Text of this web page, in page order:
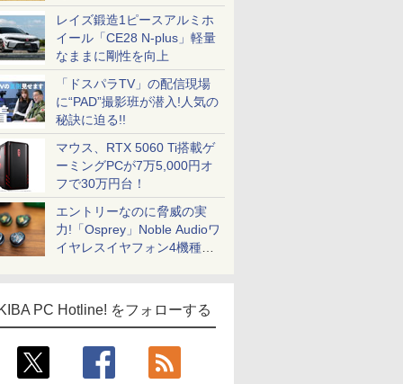
レイズ鍛造1ピースアルミホ
イール「CE28 N-plus」軽量
なままに剛性を向上
「ドスパラTV」の配信現場
に“PAD”撮影班が潜入!人気の
秘訣に迫る!!
マウス、RTX 5060 Ti搭載ゲ
ーミングPCが7万5,000円オ
フで30万円台！
エントリーなのに脅威の実
力!「Osprey」Noble Audioワ
イヤレスイヤフォン4機種を
PC Hotline! をフォローする